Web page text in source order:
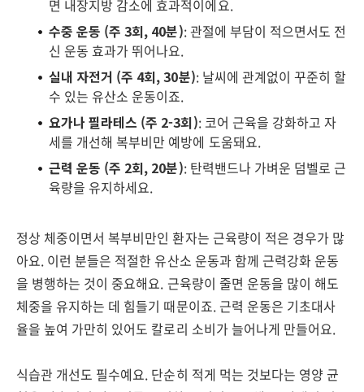
면 내장지방 감소에 효과적이에요.
수중 운동 (주 3회, 40분): 관절에 부담이 적으면서도 전
신 운동 효과가 뛰어나요.
실내 자전거 (주 4회, 30분): 날씨에 관계없이 꾸준히 할
수 있는 유산소 운동이죠.
요가나 필라테스 (주 2-3회): 코어 근육을 강화하고 자
세를 개선해 복부비만 예방에 도움돼요.
근력 운동 (주 2회, 20분): 탄력밴드나 가벼운 덤벨로 근
육량을 유지하세요.
정상 체중이면서 복부비만인 환자는 근육량이 적은 경우가 많
아요. 이런 분들은 적절한 유산소 운동과 함께 근력강화 운동
을 병행하는 것이 중요해요. 근육량이 줄면 운동을 많이 해도
체중을 유지하는 데 힘들기 때문이죠. 근력 운동은 기초대사
율을 높여 가만히 있어도 칼로리 소비가 늘어나게 만들어요.
식습관 개선도 필수예요. 단순히 적게 먹는 것보다는 영양 균